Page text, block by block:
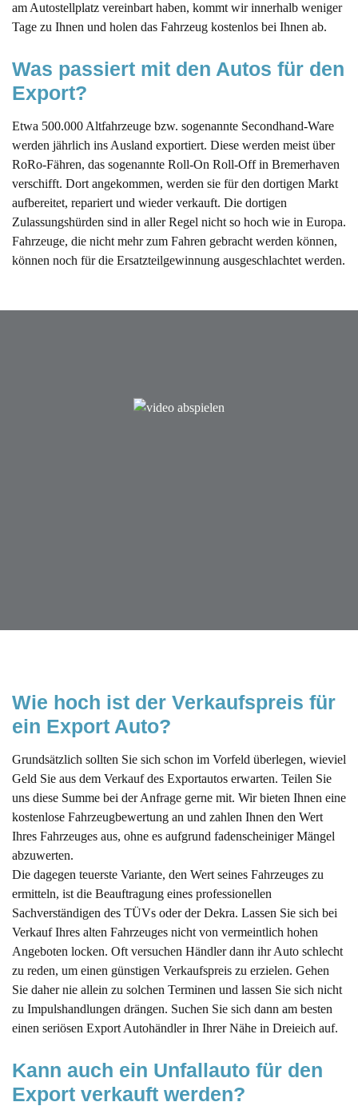
am Autostellplatz vereinbart haben, kommt wir innerhalb weniger
Tage zu Ihnen und holen das Fahrzeug kostenlos bei Ihnen ab.
Was passiert mit den Autos für den
Export?
Etwa 500.000 Altfahrzeuge bzw. sogenannte Secondhand-Ware
werden jährlich ins Ausland exportiert. Diese werden meist über
RoRo-Fähren, das sogenannte Roll-On Roll-Off in Bremerhaven
verschifft. Dort angekommen, werden sie für den dortigen Markt
aufbereitet, repariert und wieder verkauft. Die dortigen
Zulassungshürden sind in aller Regel nicht so hoch wie in Europa.
Fahrzeuge, die nicht mehr zum Fahren gebracht werden können,
können noch für die Ersatzteilgewinnung ausgeschlachtet werden.
Wie hoch ist der Verkaufspreis für
ein Export Auto?
Grundsätzlich sollten Sie sich schon im Vorfeld überlegen, wieviel
Geld Sie aus dem Verkauf des Exportautos erwarten. Teilen Sie
uns diese Summe bei der Anfrage gerne mit. Wir bieten Ihnen eine
kostenlose Fahrzeugbewertung an und zahlen Ihnen den Wert
Ihres Fahrzeuges aus, ohne es aufgrund fadenscheiniger Mängel
abzuwerten.
Die dagegen teuerste Variante, den Wert seines Fahrzeuges zu
ermitteln, ist die Beauftragung eines professionellen
Sachverständigen des TÜVs oder der Dekra. Lassen Sie sich bei
Verkauf Ihres alten Fahrzeuges nicht von vermeintlich hohen
Angeboten locken. Oft versuchen Händler dann ihr Auto schlecht
zu reden, um einen günstigen Verkaufspreis zu erzielen. Gehen
Sie daher nie allein zu solchen Terminen und lassen Sie sich nicht
zu Impulshandlungen drängen. Suchen Sie sich dann am besten
einen seriösen Export Autohändler in Ihrer Nähe in Dreieich auf.
Kann auch ein Unfallauto für den
Export verkauft werden?